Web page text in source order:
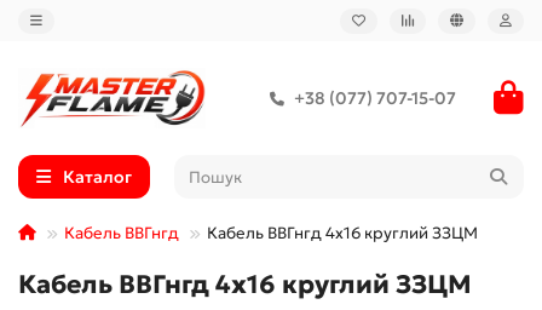
+38 (077) 707-15-07
Каталог
Кабель ВВГнгд Кабель ВВГнгд 4x16 круглий ЗЗЦМ
Кабель ВВГнгд 4x16 круглий ЗЗЦМ